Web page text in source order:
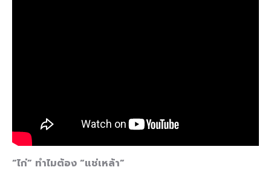
“ไก่” ทำไมต้อง “แช่เหล้า”